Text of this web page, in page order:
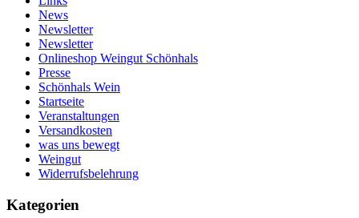
News
Newsletter
Newsletter
Onlineshop Weingut Schönhals
Presse
Schönhals Wein
Startseite
Veranstaltungen
Versandkosten
was uns bewegt
Weingut
Widerrufsbelehrung
Kategorien